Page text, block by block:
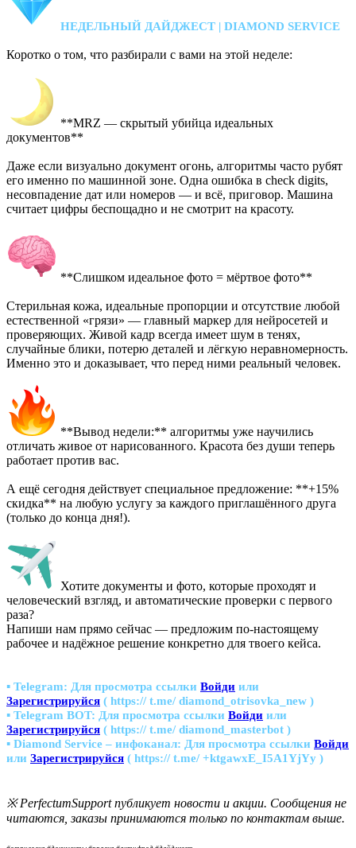
НЕДЕЛЬНЫЙ ДАЙДЖЕСТ | DIAMOND SERVICE
Коротко о том, что разбирали с вами на этой неделе:
**MRZ — скрытый убийца идеальных
документов**
Даже если визуально документ огонь, алгоритмы часто рубят
его именно по машинной зоне. Одна ошибка в check digits,
несовпадение дат или номеров — и всё, приговор. Машина
считает цифры беспощадно и не смотрит на красоту.
**Слишком идеальное фото = мёртвое фото**
Стерильная кожа, идеальные пропорции и отсутствие любой
естественной «грязи» — главный маркер для нейросетей и
проверяющих. Живой кадр всегда имеет шум в тенях,
случайные блики, потерю деталей и лёгкую неравномерность.
Именно это и доказывает, что перед ними реальный человек.
**Вывод недели:** алгоритмы уже научились
отличать живое от нарисованного. Красота без души теперь
работает против вас.
А ещё сегодня действует специальное предложение: **+15%
скидка** на любую услугу за каждого приглашённого друга
(только до конца дня!).
Хотите документы и фото, которые проходят и
человеческий взгляд, и автоматические проверки с первого
раза?
Напиши нам прямо сейчас — предложим по-настоящему
рабочее и надёжное решение конкретно для твоего кейса.
▪ Telegram: Для просмотра ссылки Войди или
Зарегистрируйся ( https:// t.me/ diamond_otrisovka_new )
▪ Telegram BOT: Для просмотра ссылки Войди или
Зарегистрируйся ( https:// t.me/ diamond_masterbot )
▪ Diamond Service – инфоканал: Для просмотра ссылки Войди
или Зарегистрируйся ( https:// t.me/ +ktgawxE_I5A1YjYy )
※ PerfectumSupport публикует новости и акции. Сообщения не
читаются, заказы принимаются только по контактам выше.